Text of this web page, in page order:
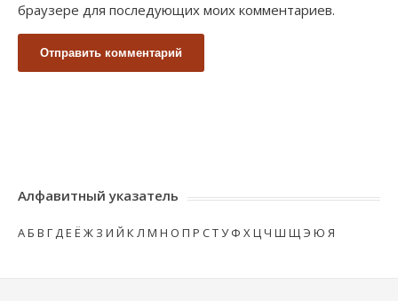
браузере для последующих моих комментариев.
Алфавитный указатель
АБ В ГДЕ Ё Ж З И Й КЛ М Н О П Р СТУ Ф ХЦЧ Ш Щ Э Ю Я